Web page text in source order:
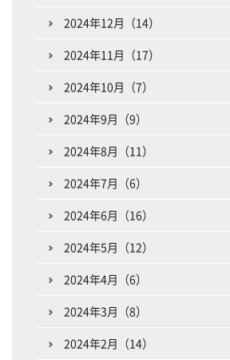
2024年12月（14）
2024年11月（17）
2024年10月（7）
2024年9月（9）
2024年8月（11）
2024年7月（6）
2024年6月（16）
2024年5月（12）
2024年4月（6）
2024年3月（8）
2024年2月（14）